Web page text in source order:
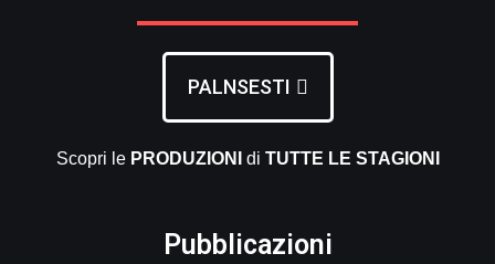
PALNSESTI
Scopri le PRODUZIONI di TUTTE LE STAGIONI
Pubblicazioni